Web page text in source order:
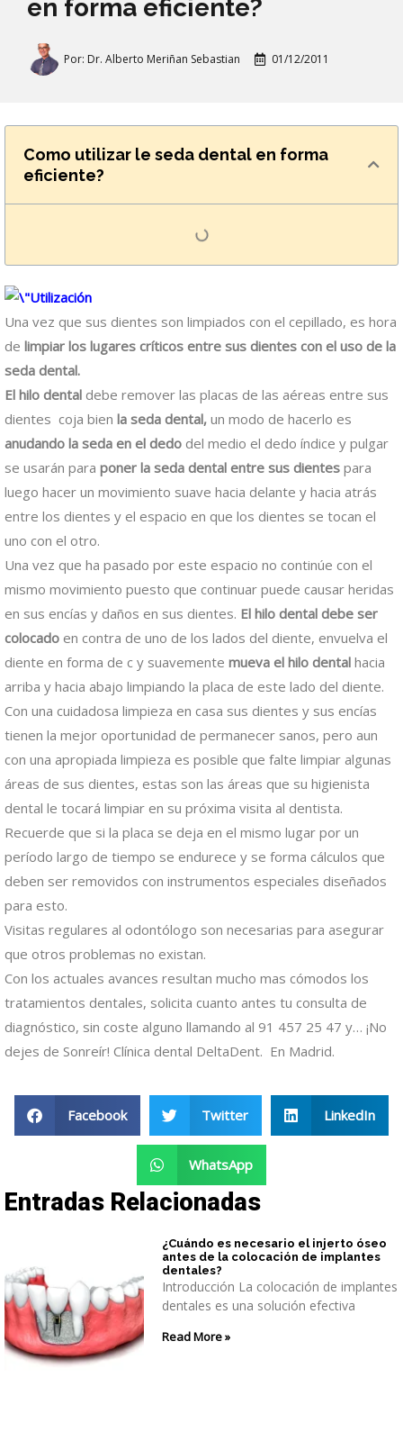
en forma eficiente?
Por: Dr. Alberto Meriñan Sebastian 01/12/2011
Como utilizar le seda dental en forma
eficiente?
Una vez que sus dientes son limpiados con el cepillado, es hora
de limpiar los lugares críticos entre sus dientes con el uso de la
seda dental.
El hilo dental debe remover las placas de las aéreas entre sus
dientes coja bien la seda dental, un modo de hacerlo es
anudando la seda en el dedo del medio el dedo índice y pulgar
se usarán para poner la seda dental entre sus dientes para
luego hacer un movimiento suave hacia delante y hacia atrás
entre los dientes y el espacio en que los dientes se tocan el
uno con el otro.
Una vez que ha pasado por este espacio no continúe con el
mismo movimiento puesto que continuar puede causar heridas
en sus encías y daños en sus dientes. El hilo dental debe ser
colocado en contra de uno de los lados del diente, envuelva el
diente en forma de c y suavemente mueva el hilo dental hacia
arriba y hacia abajo limpiando la placa de este lado del diente.
Con una cuidadosa limpieza en casa sus dientes y sus encías
tienen la mejor oportunidad de permanecer sanos, pero aun
con una apropiada limpieza es posible que falte limpiar algunas
áreas de sus dientes, estas son las áreas que su higienista
dental le tocará limpiar en su próxima visita al dentista.
Recuerde que si la placa se deja en el mismo lugar por un
período largo de tiempo se endurece y se forma cálculos que
deben ser removidos con instrumentos especiales diseñados
para esto.
Visitas regulares al odontólogo son necesarias para asegurar
que otros problemas no existan.
Con los actuales avances resultan mucho mas cómodos los
tratamientos dentales, solicita cuanto antes tu consulta de
diagnóstico, sin coste alguno llamando al 91 457 25 47 y… ¡No
dejes de Sonreír! Clínica dental DeltaDent. En Madrid.
Facebook Twitter LinkedIn
WhatsApp
Entradas Relacionadas
¿Cuándo es necesario el injerto óseo
antes de la colocación de implantes
dentales?
Introducción La colocación de implantes
dentales es una solución efectiva
Read More »